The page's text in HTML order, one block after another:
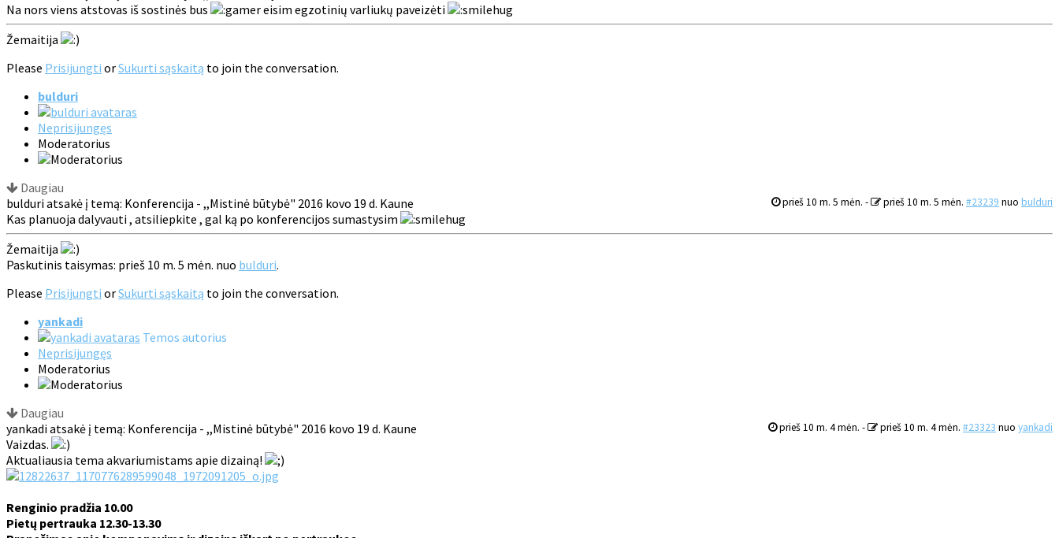
Na nors viens atstovas iš sostinės bus
eisim egzotinių varliukų paveizėti
Žemaitija
Please Prisijungti orSukurti sąskaitą to join the conversation.
bulduri
Neprisijungęs
Moderatorius
Daugiau
prieš 10 m. 5 mėn. - prieš 10 m. 5 mėn. #23239 nuo bulduri
bulduri atsakė į temą: Konferencija - ,,Mistinė būtybė" 2016 kovo 19 d. Kaune
Kas planuoja dalyvauti , atsiliepkite , gal ką po konferencijos sumastysim
Žemaitija
Paskutinis taisymas: prieš 10 m. 5 mėn. nuo bulduri.
Please Prisijungti orSukurti sąskaitą to join the conversation.
yankadi
Temos autorius
Neprisijungęs
Moderatorius
Daugiau
prieš 10 m. 4 mėn. - prieš 10 m. 4 mėn. #23323 nuo yankadi
yankadi atsakė į temą: Konferencija - ,,Mistinė būtybė" 2016 kovo 19 d. Kaune
Vaizdas.
Aktualiausia tema akvariumistams apie dizainą!
Renginio pradžia 10.00
Pietų pertrauka 12.30-13.30